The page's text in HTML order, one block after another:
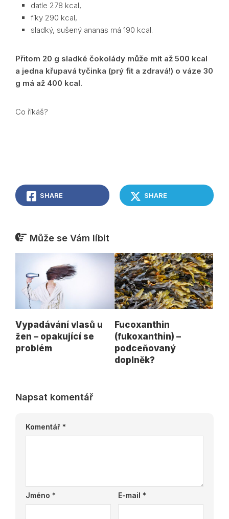
datle 278 kcal,
fíky 290 kcal,
sladký, sušený ananas má 190 kcal.
Přitom 20 g sladké čokolády může mít až 500 kcal
a jedna křupavá tyčinka (prý fit a zdravá!) o váze 30
g má až 400 kcal.
Co říkáš?
SHARE SHARE
Může se Vám líbit
Vypadávání vlasů u
žen – opakující se
problém
Fucoxanthin
(fukoxanthin) –
podceňovaný
doplněk?
Napsat komentář
Komentář *
Jméno * E-mail *